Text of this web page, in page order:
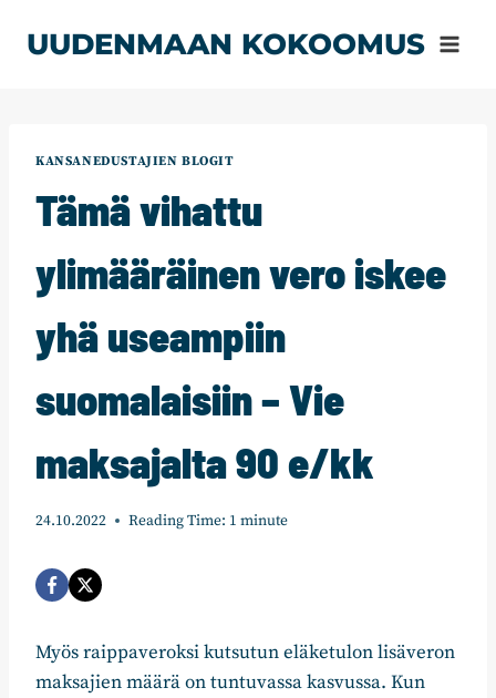
sisältöön
UUDENMAAN KOKOOMUS
KANSANEDUSTAJIEN BLOGIT
Tämä vihattu
ylimääräinen vero iskee
yhä useampiin
suomalaisiin – Vie
maksajalta 90 e/kk
24.10.2022 Reading Time: 1 minute
Myös raippaveroksi kutsutun eläketulon lisäveron
maksajien määrä on tuntuvassa kasvussa. Kun